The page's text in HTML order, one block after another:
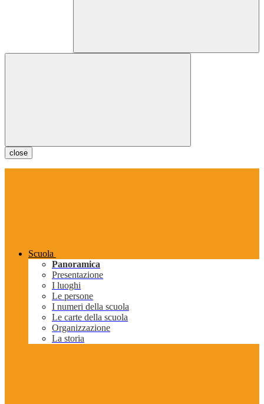
close
Scuola
Panoramica
Presentazione
I luoghi
Le persone
I numeri della scuola
Le carte della scuola
Organizzazione
La storia